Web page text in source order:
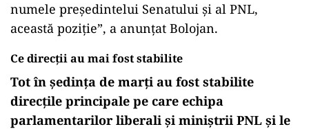
numele preşedintelui Senatului și al PNL,
această poziţie”, a anunțat Bolojan.
Ce direcții au mai fost stabilite
Tot în ședința de marți au fost stabilite
direcţile principale pe care echipa
parlamentarilor liberali și miniștrii PNL şi le